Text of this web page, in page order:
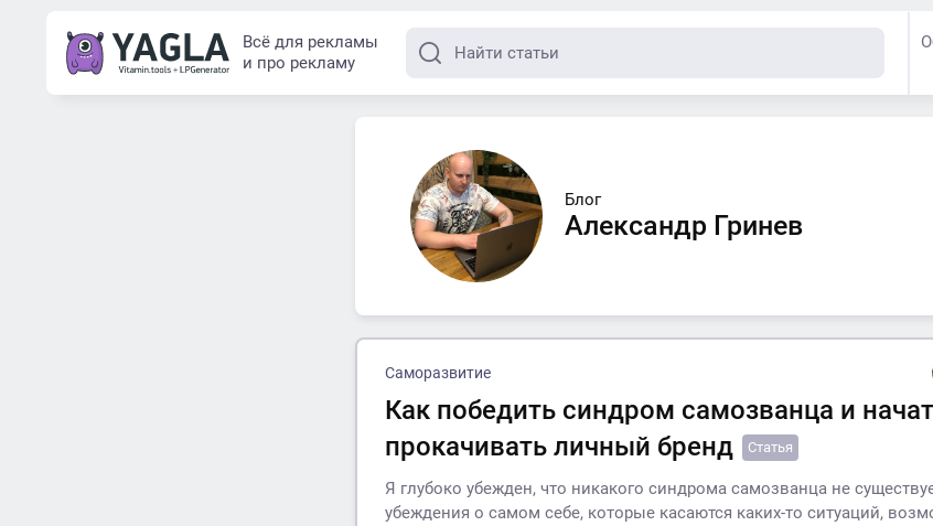
Всё для рекламы
и про рекламу
Блог
Александр Гринев
Саморазвитие
Как победить синдром самозванца и
прокачивать личный бренд
Статья
Я глубоко убежден, что никакого синдрома самозванца не
убеждения о самом себе, которые касаются каких-то ситуаций,